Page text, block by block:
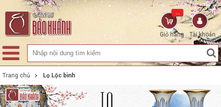
Tài khoản
Giỏ hàng
...
Trang chủ Lọ Lộc bình